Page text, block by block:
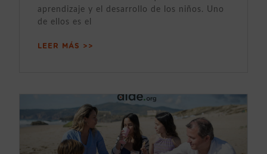
aprendizaje y el desarrollo de los niños. Uno
de ellos es el
LEER MÁS >>